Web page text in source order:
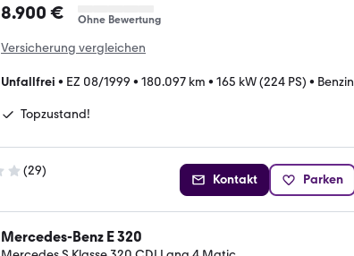
8.900 € Ohne Bewertung
Versicherung vergleichen
Unfallfrei • EZ 08/1999 • 180.097 km • 165 kW (224 PS) • Benzin
Topzustand!
(29)
Kontakt Parken
Mercedes-Benz E 320